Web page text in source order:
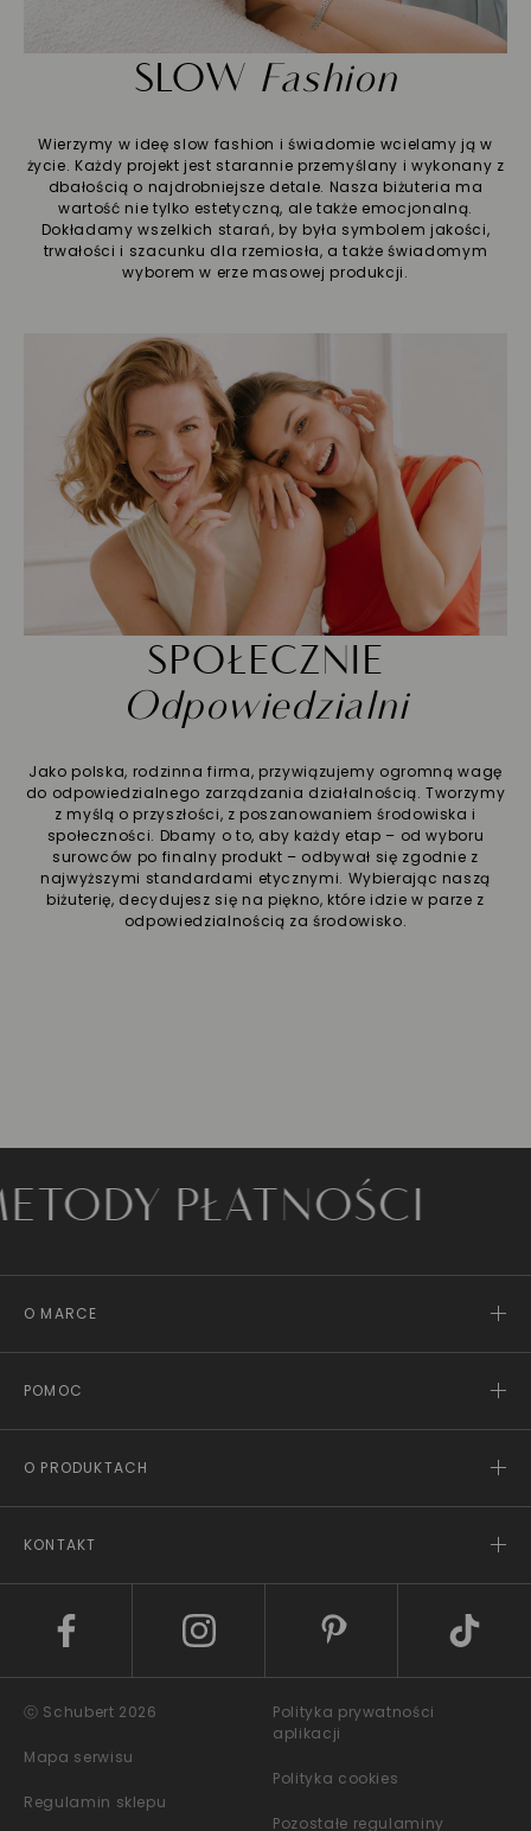
SLOW Fashion
Wierzymy w ideę slow fashion i świadomie wcielamy ją w
życie. Każdy projekt jest starannie przemyślany i wykonany z
dbałością o najdrobniejsze detale. Nasza biżuteria ma
wartość nie tylko estetyczną, ale także emocjonalną.
Dokładamy wszelkich starań, by była symbolem jakości,
trwałości i szacunku dla rzemiosła, a także świadomym
wyborem w erze masowej produkcji.
SPOŁECZNIE
Odpowiedzialni
Jako polska, rodzinna firma, przywiązujemy ogromną wagę
do odpowiedzialnego zarządzania działalnością. Tworzymy
z myślą o przyszłości, z poszanowaniem środowiska i
społeczności. Dbamy o to, aby każdy etap – od wyboru
surowców po finalny produkt – odbywał się zgodnie z
najwyższymi standardami etycznymi. Wybierając naszą
biżuterię, decydujesz się na piękno, które idzie w parze z
odpowiedzialnością za środowisko.
PŁATNOŚCI
O MARCE
POMOC
O PRODUKTACH
KONTAKT
ⓒ Schubert 2026
Mapa serwisu
Regulamin sklepu
Polityka prywatności
aplikacji
Polityka cookies
Pozostałe regulaminy